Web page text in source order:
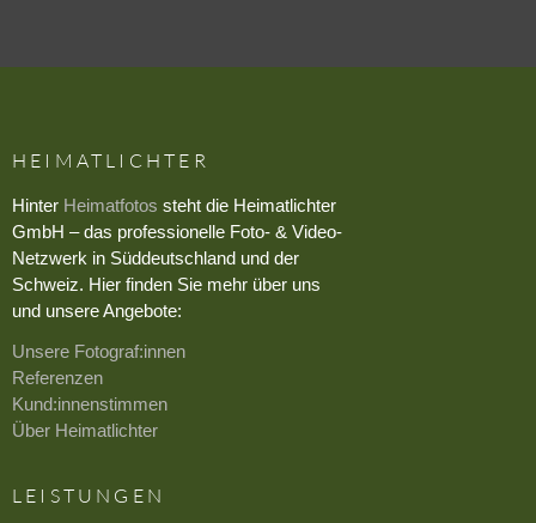
HEIMATLICHTER
Hinter Heimatfotos steht die Heimatlichter
GmbH – das professionelle Foto- & Video-
Netzwerk in Süddeutschland und der
Schweiz. Hier finden Sie mehr über uns
und unsere Angebote:
Unsere Fotograf:innen
Referenzen
Kund:innenstimmen
Über Heimatlichter
LEISTUNGEN